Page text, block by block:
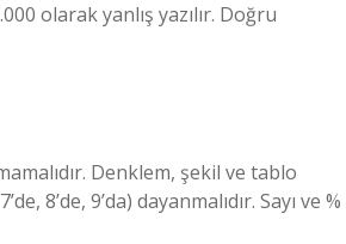
olarak yanlış yazılır. Doğru
Denklem, şekil ve tablo
8’de, 9’da) dayanmalıdır. Sayı ve %